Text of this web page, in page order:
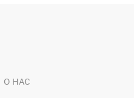
О НАС